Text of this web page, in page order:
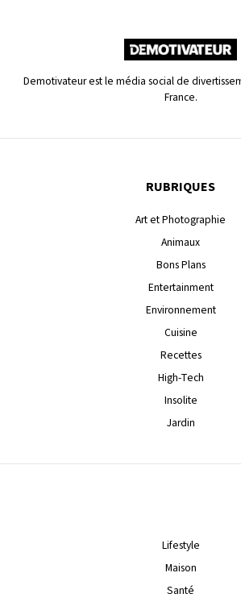
Demotivateur est le média social de
France.
RUBRIQUES
Art et Photographie
Animaux
Bons Plans
Entertainment
Environnement
Cuisine
Recettes
High-Tech
Insolite
Jardin
Lifestyle
Maison
Santé